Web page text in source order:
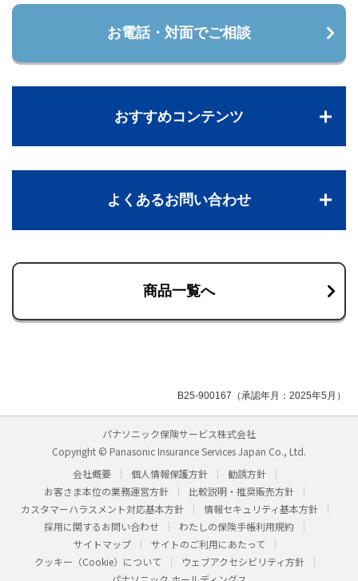
お電話・対面でご相談
おすすめコンテンツ
よくあるお問い合わせ
商品一覧へ
B25-900167（承認年月：2025年5月）
パナソニック保険サービス株式会社
Copyright © Panasonic Insurance Services Japan Co., Ltd.
会社概要
個人情報保護方針
勧誘方針
お客さま本位の業務運営方針
比較説明・推奨販売方針
カスタマーハラスメント対応基本方針
情報セキュリティ基本方針
採用に関するお問い合わせ
わたしの保険手帳利用規約
サイトマップ
サイトのご利用にあたって
クッキー（Cookie）について
ウェブアクセシビリティ方針